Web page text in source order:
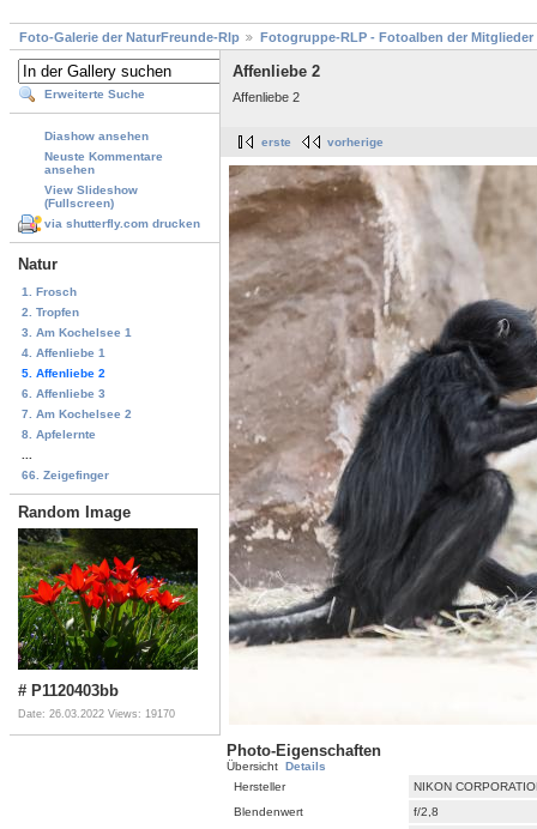
Foto-Galerie der NaturFreunde-Rlp Fotogruppe-RLP - Fotoalben der Mitglieder
Erweiterte Suche
Diashow ansehen
Neuste Kommentare
ansehen
View Slideshow
(Fullscreen)
via shutterfly.com drucken
Natur
1. Frosch
2. Tropfen
3. Am Kochelsee 1
4. Affenliebe 1
5. Affenliebe 2
6. Affenliebe 3
7. Am Kochelsee 2
8. Apfelernte
66. Zeigefinger
Random Image
# P1120403bb
Date: 26.03.2022 Views: 19170
Affenliebe 2
Affenliebe 2
erste vorherige
Photo-Eigenschaften
Übersicht Details
Hersteller
NIKON
Blendenwert
f/2,8